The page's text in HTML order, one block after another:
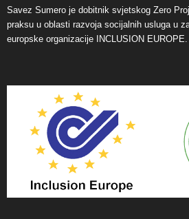
Savez Sumero je dobitnik svjetskog Zero
praksu u oblasti razvoja socijalnih usluga u
europske organizacije INCLUSION EUROPE.